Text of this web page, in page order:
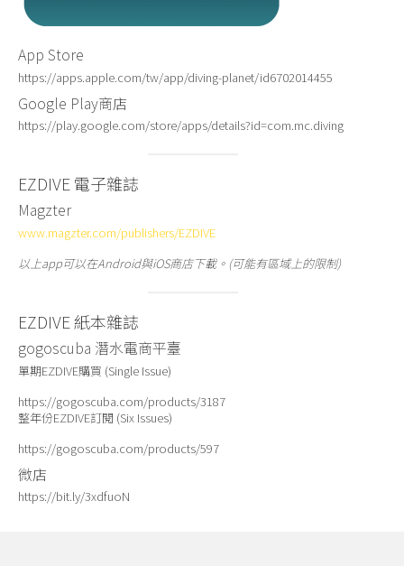
App Store
https://apps.apple.com/tw/app/diving-planet/id6702014455
Google Play商店
https://play.google.com/store/apps/details?id=com.mc.diving
EZDIVE 電子雜誌
Magzter
www.magzter.com/publishers/EZDIVE
以上app可以在Android與iOS商店下載。(可能有區域上的限制)
EZDIVE 紙本雜誌
gogoscuba 潛水電商平臺
單期EZDIVE購買 (Single Issue)
https://gogoscuba.com/products/3187
整年份EZDIVE訂閱 (Six Issues)
https://gogoscuba.com/products/597
微店
https://bit.ly/3xdfuoN